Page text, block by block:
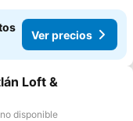
Ver precios
favoritos
Loft &
disponible